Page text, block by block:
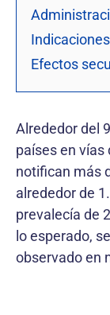
Indicaciones
Efectos
Alrededor del
países en vías
notifican más
alrededor de
prevalecía de
lo esperado,
observado en